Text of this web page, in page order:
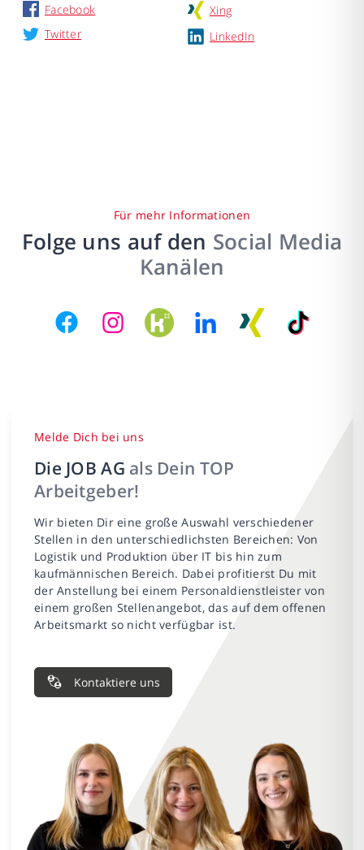
Facebook
Twitter
Xing
LinkedIn
Für mehr Informationen
Folge uns auf den Social Media
Kanälen
Melde Dich bei uns
Die JOB AG als Dein TOP
Arbeitgeber!
Wir bieten Dir eine große Auswahl verschiedener
Stellen in den unterschiedlichsten Bereichen: Von
Logistik und Produktion über IT bis hin zum
kaufmännischen Bereich. Dabei profitierst Du mit
der Anstellung bei einem Personaldienstleister von
einem großen Stellenangebot, das auf dem offenen
Arbeitsmarkt so nicht verfügbar ist.
Kontaktiere uns